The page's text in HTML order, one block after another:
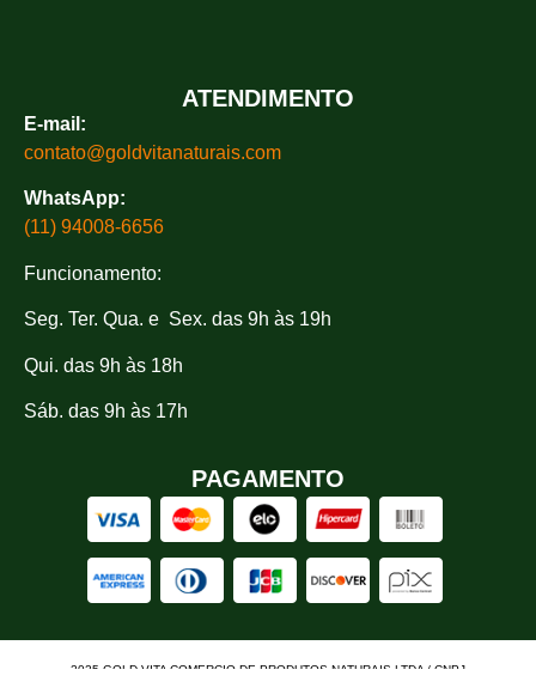
ATENDIMENTO
E-mail:
contato@goldvitanaturais.com
WhatsApp:
(11) 94008-6656
Funcionamento:
Seg. Ter. Qua. e Sex. das 9h às 19h
Qui. das 9h às 18h
Sáb. das 9h às 17h
PAGAMENTO
2025 GOLD VITA COMERCIO DE PRODUTOS NATURAIS LTDA / CNPJ